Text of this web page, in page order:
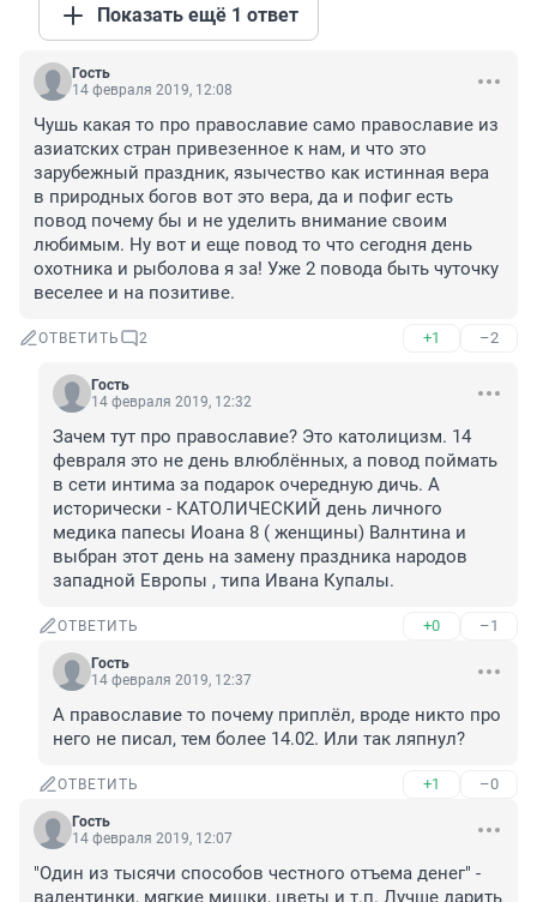
Показать ещё 1 ответ
Гость
14 февраля 2019, 12:08
Чушь какая то про православие само православие из
азиатских стран привезенное к нам, и что это
зарубежный праздник, язычество как истинная вера
в природных богов вот это вера, да и пофиг есть
повод почему бы и не уделить внимание своим
любимым. Ну вот и еще повод то что сегодня день
охотника и рыболова я за! Уже 2 повода быть чуточку
веселее и на позитиве.
ОТВЕТИТЬ 2 +1 –2
Гость
14 февраля 2019, 12:32
Зачем тут про православие? Это католицизм. 14
февраля это не день влюблённых, а повод поймать
в сети интима за подарок очередную дичь. А
исторически - КАТОЛИЧЕСКИЙ день личного
медика папесы Иоана 8 ( женщины) Валнтина и
выбран этот день на замену праздника народов
западной Европы , типа Ивана Купалы.
ОТВЕТИТЬ +0 –1
Гость
14 февраля 2019, 12:37
А православие то почему приплёл, вроде никто про
него не писал, тем более 14.02. Или так ляпнул?
ОТВЕТИТЬ +1 –0
Гость
14 февраля 2019, 12:07
"Один из тысячи способов честного отъема денег" -
валентинки, мягкие мишки, цветы и т.п. Лучше дарить